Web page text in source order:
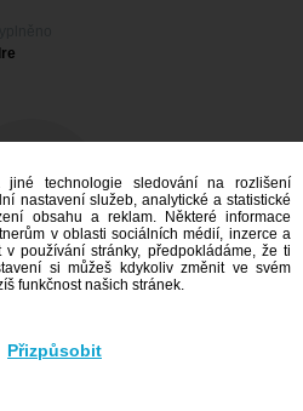
zájem
technologie sledování na rozlišení
nastavení služeb, analytické a statistické
obsahu a reklam. Některé informace
v oblasti sociálních médií, inzerce a
používání stránky, předpokládáme, že ti
si můžeš kdykoliv změnit ve svém
funkčnost našich stránek.
Přizpůsobit